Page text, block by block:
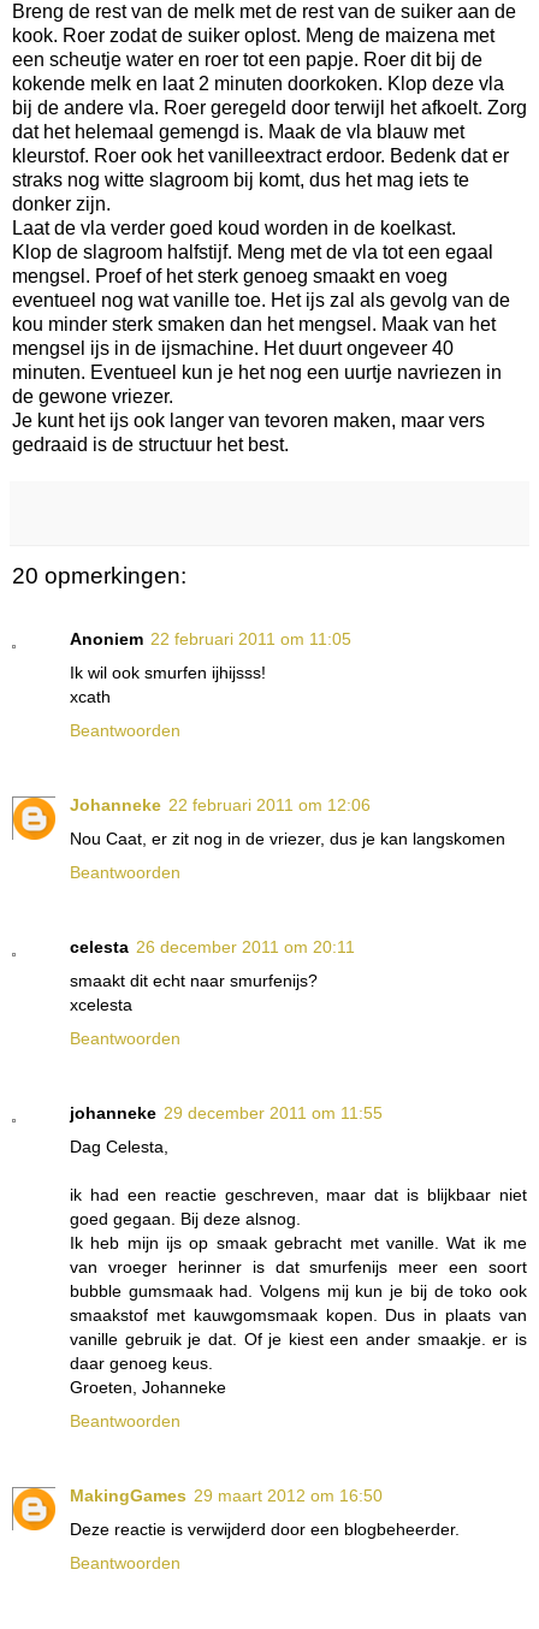
Breng de rest van de melk met de rest van de suiker aan de
kook. Roer zodat de suiker oplost. Meng de maizena met
een scheutje water en roer tot een papje. Roer dit bij de
kokende melk en laat 2 minuten doorkoken. Klop deze vla
bij de andere vla. Roer geregeld door terwijl het afkoelt. Zorg
dat het helemaal gemengd is. Maak de vla blauw met
kleurstof. Roer ook het vanilleextract erdoor. Bedenk dat er
straks nog witte slagroom bij komt, dus het mag iets te
donker zijn.
Laat de vla verder goed koud worden in de koelkast.
Klop de slagroom halfstijf. Meng met de vla tot een egaal
mengsel. Proef of het sterk genoeg smaakt en voeg
eventueel nog wat vanille toe. Het ijs zal als gevolg van de
kou minder sterk smaken dan het mengsel. Maak van het
mengsel ijs in de ijsmachine. Het duurt ongeveer 40
minuten. Eventueel kun je het nog een uurtje navriezen in
de gewone vriezer.
Je kunt het ijs ook langer van tevoren maken, maar vers
gedraaid is de structuur het best.
20 opmerkingen:
Anoniem 22 februari 2011 om 11:05
Ik wil ook smurfen ijhijsss!
xcath
Beantwoorden
Johanneke 22 februari 2011 om 12:06
Nou Caat, er zit nog in de vriezer, dus je kan langskomen
Beantwoorden
celesta 26 december 2011 om 20:11
smaakt dit echt naar smurfenijs?
xcelesta
Beantwoorden
johanneke 29 december 2011 om 11:55
Dag Celesta,
ik had een reactie geschreven, maar dat is blijkbaar niet
goed gegaan. Bij deze alsnog.
Ik heb mijn ijs op smaak gebracht met vanille. Wat ik me
van vroeger herinner is dat smurfenijs meer een soort
bubble gumsmaak had. Volgens mij kun je bij de toko ook
smaakstof met kauwgomsmaak kopen. Dus in plaats van
vanille gebruik je dat. Of je kiest een ander smaakje. er is
daar genoeg keus.
Groeten, Johanneke
Beantwoorden
MakingGames 29 maart 2012 om 16:50
Deze reactie is verwijderd door een blogbeheerder.
Beantwoorden